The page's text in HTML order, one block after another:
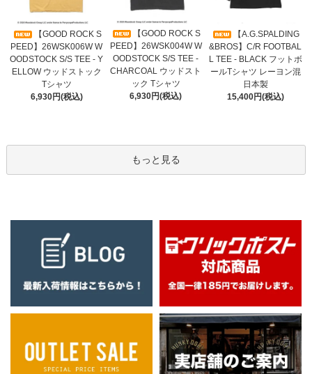
【GOOD ROCK S
PEED】26WSK006W W
OODSTOCK S/S TEE - Y
ELLOW ウッドストック
Tシャツ
6,930円(税込)
【GOOD ROCK S
PEED】26WSK004W W
OODSTOCK S/S TEE -
CHARCOAL ウッドスト
ック Tシャツ
6,930円(税込)
【A.G.SPALDING
&BROS】C/R FOOTBAL
L TEE - BLACK フットボ
ールTシャツ レーヨン混
日本製
15,400円(税込)
もっと見る